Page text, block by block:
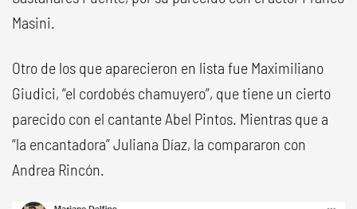
Masini.
Otro de los que aparecieron en lista fue Maximiliano
Giudici, “el cordobés chamuyero”, que tiene un cierto
parecido con el cantante Abel Pintos. Mientras que a
“la encantadora” Juliana Díaz, la compararon con
Andrea Rincón.